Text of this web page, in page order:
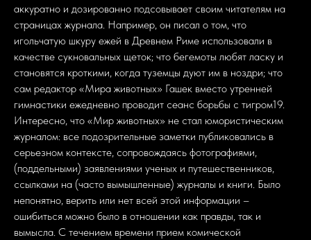
аккуратно и дозированно подсовывает своим читателям на
страницах журнала. Например, он писал о том, что
игольчатую шкуру ежей в Древнем Риме использовали в
качестве сукновальных щеток; что бегемоты любят ласку и
становятся кроткими, когда туземцы дуют им в ноздри; что
сам редактор «Мира животных» Гашек вместо утренней
гимнастики ежедневно проводит сеанс борьбы с тигром19.
Интересно, что «Мир животных» не стал юмористическим
журналом: все подозрительные заметки публиковались в
серьезном контексте, сопровождаясь фотографиями,
(поддельными) заявлениями ученых и путешественников,
ссылками на (часто вымышленные) журналы и книги. Было
непонятно, верить или нет всей этой информации –
ошибиться можно было в отношении как правды, так и
вымысла. С течением времени прием комической